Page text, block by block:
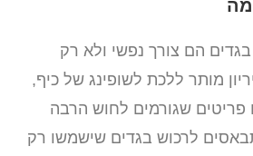
הם צורך נפשי ולא רק
מותר ללכת לשופינג של כיף,
שגורמים לחוש הרבה
לרכוש בגדים שישמשו רק